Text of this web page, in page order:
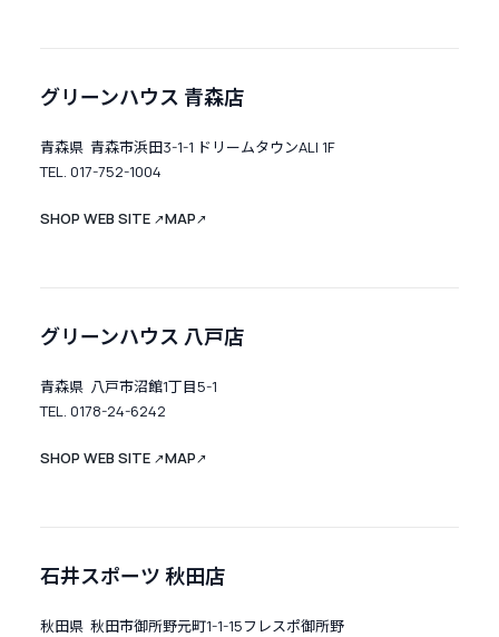
グリーンハウス 青森店
青森県 青森市浜田3-1-1 ドリームタウンALI 1F
TEL. 017-752-1004
SHOP WEB SITE ↗MAP↗
グリーンハウス 八戸店
青森県 八戸市沼館1丁目5-1
TEL. 0178-24-6242
SHOP WEB SITE ↗MAP↗
石井スポーツ 秋田店
秋田県 秋田市御所野元町1-1-15フレスポ御所野